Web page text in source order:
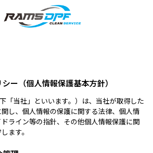
シー（個人情報保護基本方針）
「当社」といいます。）は、当社が取得した
し、個人情報の保護に関する法律、個人情
ライン等の指針、その他個人情報保護に関
ます。